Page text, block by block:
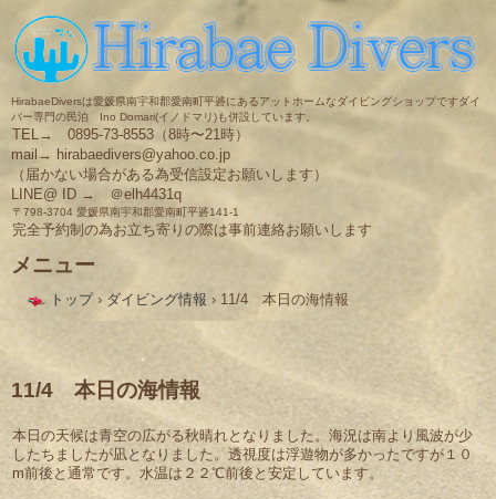
HirabaeDiversは愛媛県南宇和郡愛南町平碆にあるアットホームなダイビングショップですダイ
バー専門の民泊 Ino Domari(イノドマリ)も併設しています。
TEL→ 0895-73-8553（8時〜21時）
mail→ hirabaedivers@yahoo.co.jp
（届かない場合がある為受信設定お願いします）
LINE@ ID → ＠elh4431q
〒798-3704 愛媛県南宇和郡愛南町平碆141-1
完全予約制の為お立ち寄りの際は事前連絡お願いします
メニュー
へ
ス
ッ
プ
トップ › ダイビング情報 › 11/4 本日の海情報
11/4 本日の海情報
本日の天候は青空の広がる秋晴れとなりました。海況は南より風波が少
したちましたが凪となりました。透視度は浮遊物が多かったですが１０
m前後と通常です。水温は２２℃前後と安定しています。